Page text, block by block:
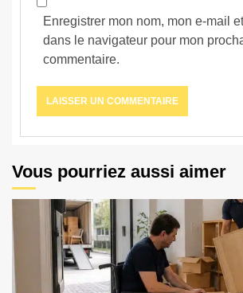
Enregistrer mon nom, mon e-mail
dans le navigateur pour mon
commentaire.
Vous pourriez aussi aimer